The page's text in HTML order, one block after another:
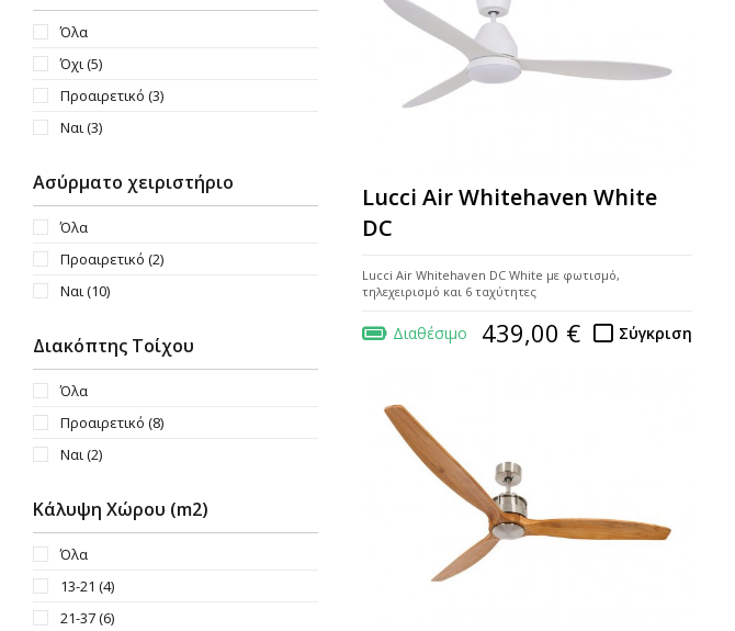
Όλα
Όχι(5)
Προαιρετικό (3)
Ναι(3)
Ασύρματο χειριστήριο
Όλα
Προαιρετικό (2)
Ναι(10)
Διακόπτης Τοίχου
Όλα
Προαιρετικό (8)
Ναι(2)
Κάλυψη Χώρου (m2)
Όλα
13-21 (4)
21-37(6)
Lucci Air Whitehaven White
DC
Lucci Air Whitehaven DC White με φωτισμό,
τηλεχειρισμό και 6 ταχύτητες
Διαθέσιμο Σύγκριση
439,00 €